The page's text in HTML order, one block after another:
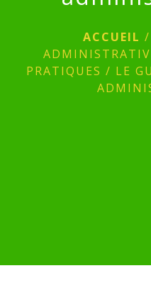
ACCUEIL /
PRATIQUES / LE